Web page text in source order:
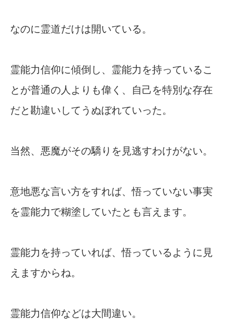
なのに霊道だけは開いている。
霊能力信仰に傾倒し、霊能力を持っているこ
とが普通の人よりも偉く、自己を特別な存在
だと勘違いしてうぬぼれていった。
当然、悪魔がその驕りを見逃すわけがない。
意地悪な言い方をすれば、悟っていない事実
を霊能力で糊塗していたとも言えます。
霊能力を持っていれば、悟っているように見
えますからね。
霊能力信仰などは大間違い。